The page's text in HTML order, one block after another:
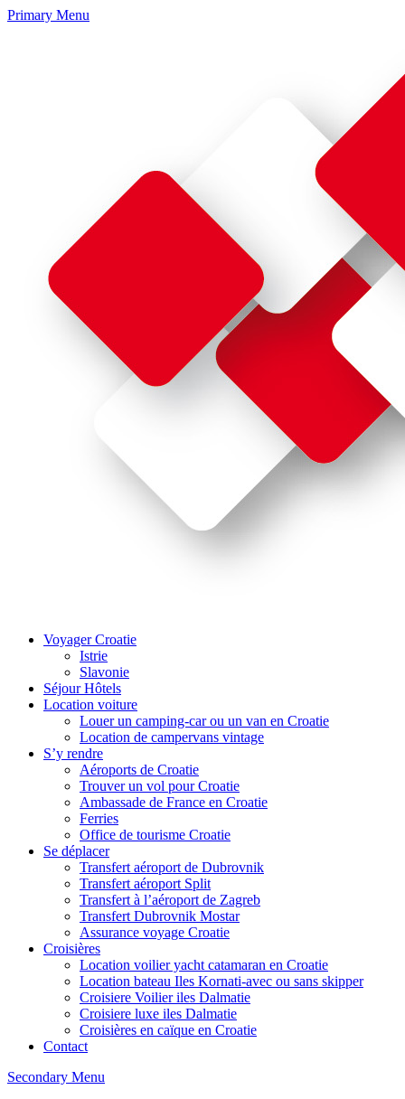
Primary Menu
Voyager Croatie
Istrie
Slavonie
Séjour Hôtels
Location voiture
Louer un camping-car ou un van en Croatie
Location de campervans vintage
S’y rendre
Aéroports de Croatie
Trouver un vol pour Croatie
Ambassade de France en Croatie
Ferries
Office de tourisme Croatie
Se déplacer
Transfert aéroport de Dubrovnik
Transfert aéroport Split
Transfert à l’aéroport de Zagreb
Transfert Dubrovnik Mostar
Assurance voyage Croatie
Croisières
Location voilier yacht catamaran en Croatie
Location bateau Iles Kornati-avec ou sans skipper
Croisiere Voilier iles Dalmatie
Croisiere luxe iles Dalmatie
Croisières en caïque en Croatie
Contact
Secondary Menu